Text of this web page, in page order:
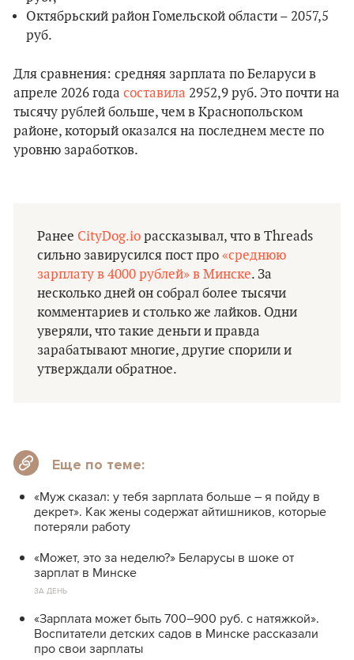
Октябрьский район Гомельской области – 2057,5
руб.
Для сравнения: средняя зарплата по Беларуси в
апреле 2026 года составила 2952,9 руб. Это почти на
тысячу рублей больше, чем в Краснопольском
районе, который оказался на последнем месте по
уровню заработков.
Ранее CityDog.io рассказывал, что в Threads
сильно завирусился пост про «среднюю
зарплату в 4000 рублей» в Минске. За
несколько дней он собрал более тысячи
комментариев и столько же лайков. Одни
уверяли, что такие деньги и правда
зарабатывают многие, другие спорили и
утверждали обратное.
Еще по теме:
«Муж сказал: у тебя зарплата больше – я пойду в
декрет». Как жены содержат айтишников, которые
потеряли работу
«Может, это за неделю?» Беларусы в шоке от
зарплат в Минске
ЗА ДЕНЬ
«Зарплата может быть 700–900 руб. с натяжкой».
Воспитатели детских садов в Минске рассказали
про свои зарплаты